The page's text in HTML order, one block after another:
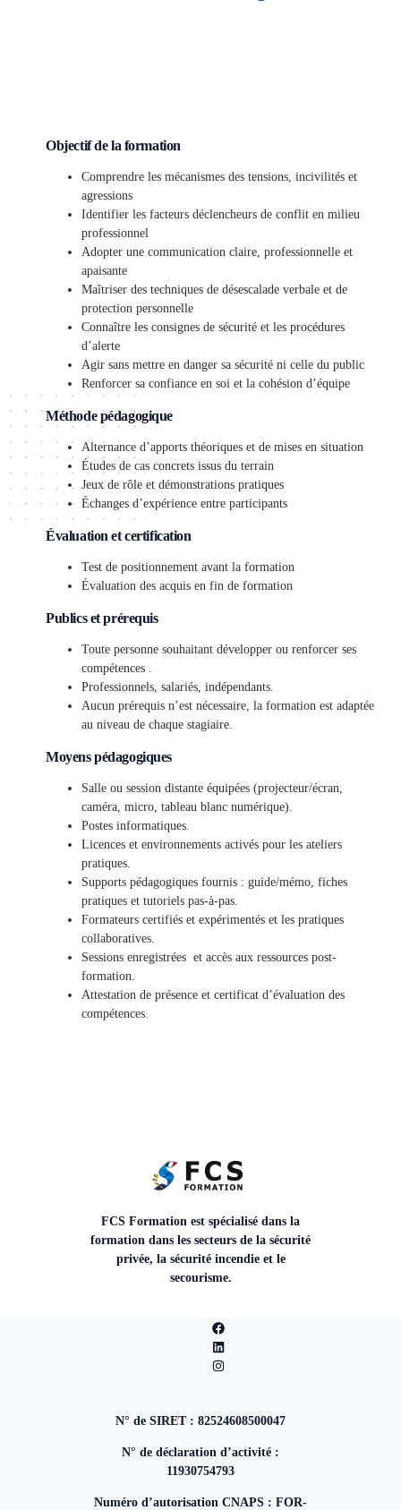
Objectif de la formation
Comprendre les mécanismes des tensions, incivilités et
agressions
Identifier les facteurs déclencheurs de conflit en milieu
professionnel
Adopter une communication claire, professionnelle et
apaisante
Maîtriser des techniques de désescalade verbale et de
protection personnelle
Connaître les consignes de sécurité et les procédures
d’alerte
Agir sans mettre en danger sa sécurité ni celle du public
Renforcer sa confiance en soi et la cohésion d’équipe
Méthode pédagogique
Alternance d’apports théoriques et de mises en situation
Études de cas concrets issus du terrain
Jeux de rôle et démonstrations pratiques
Échanges d’expérience entre participants
Évaluation et certification
Test de positionnement avant la formation
Évaluation des acquis en fin de formation
Publics et prérequis
Toute personne souhaitant développer ou renforcer ses
compétences .
Professionnels, salariés, indépendants.
Aucun prérequis n’est nécessaire, la formation est adaptée
au niveau de chaque stagiaire.
Moyens pédagogiques
Salle ou session distante équipées (projecteur/écran,
caméra, micro, tableau blanc numérique).
Postes informatiques.
Licences et environnements activés pour les ateliers
pratiques.
Supports pédagogiques fournis : guide/mémo, fiches
pratiques et tutoriels pas-à-pas.
Formateurs certifiés et expérimentés et les pratiques
collaboratives.
Sessions enregistrées et accès aux ressources post-
formation.
Attestation de présence et certificat d’évaluation des
compétences.
FCS Formation est spécialisé dans la
formation dans les secteurs de la sécurité
privée, la sécurité incendie et le
secourisme.
N° de SIRET : 82524608500047
N° de déclaration d’activité :
11930754793
Numéro d’autorisation CNAPS : FOR-